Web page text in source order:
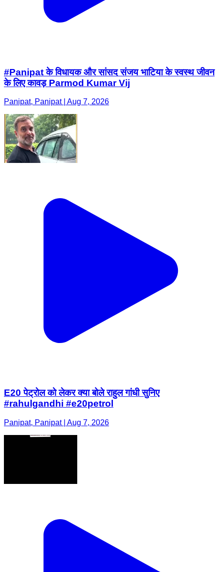
#Panipat के विधायक और सांसद संजय भाटिया के स्वस्थ जीवन
के लिए कावड़ Parmod Kumar Vij
Panipat, Panipat | Aug 7, 2026
E20 पेट्रोल को लेकर क्या बोले राहुल गांधी सुनिए
#rahulgandhi #e20petrol
Panipat, Panipat | Aug 7, 2026